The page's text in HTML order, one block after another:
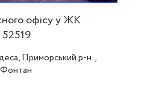
офісу у ЖК
Приморський р-н.,
Фонтан